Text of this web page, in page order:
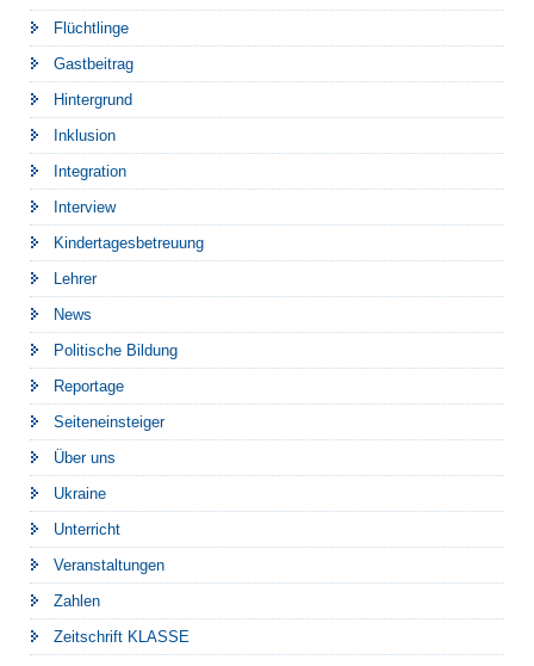
Flüchtlinge
Gastbeitrag
Hintergrund
Inklusion
Integration
Interview
Kindertagesbetreuung
Lehrer
News
Politische Bildung
Reportage
Seiteneinsteiger
Über uns
Ukraine
Unterricht
Veranstaltungen
Zahlen
Zeitschrift KLASSE